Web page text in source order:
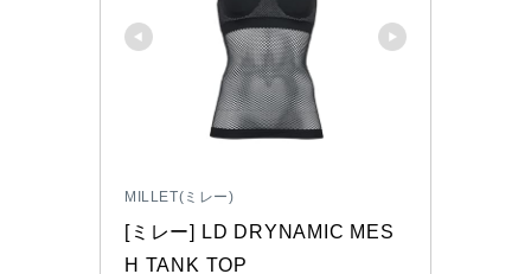
MILLET(ミレー)
[ミレー] LD DRYNAMIC MES
H TANK TOP